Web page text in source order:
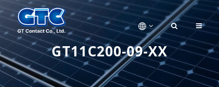
GT11C200-09-XX